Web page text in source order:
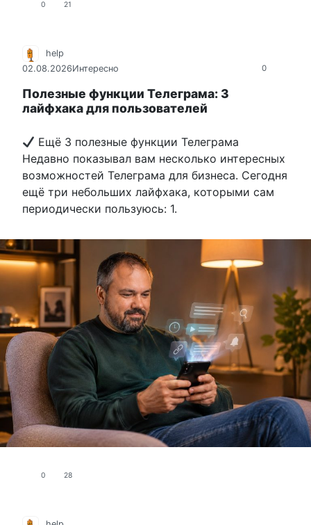
0 21
0
help
02.08.2026Интересно
Полезные функции Телеграма: 3
лайфхака для пользователей
Ещё 3 полезные функции Телеграма
Недавно показывал вам несколько интересных
возможностей Телеграма для бизнеса. Сегодня
ещё три небольших лайфхака, которыми сам
периодически пользуюсь: 1.
0 28